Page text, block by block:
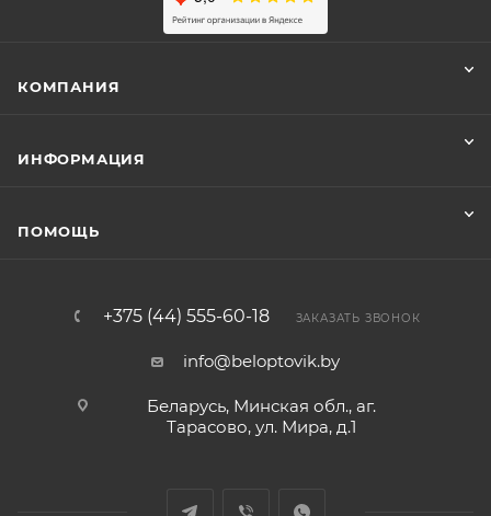
КОМПАНИЯ
ИНФОРМАЦИЯ
ПОМОЩЬ
+375 (44) 555-60-18 ЗАКАЗАТЬ ЗВОНОК
info@beloptovik.by
Беларусь, Минская обл., аг.
Тарасово, ул. Мира, д.1